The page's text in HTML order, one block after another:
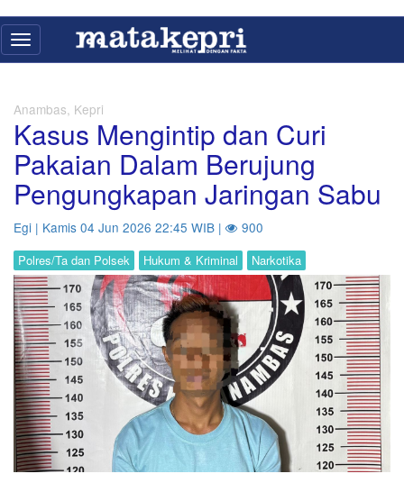
Toggle
navigation
Anambas, Kepri
Kasus Mengintip dan Curi
Pakaian Dalam Berujung
Pengungkapan Jaringan Sabu
Egi | Kamis 04 Jun 2026 22:45 WIB | 900
Polres/Ta dan Polsek Hukum & Kriminal Narkotika